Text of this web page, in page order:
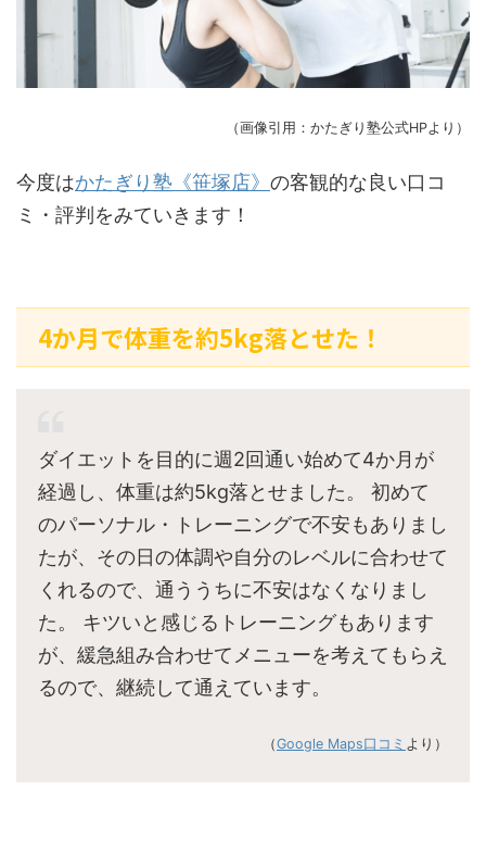
（画像引用：かたぎり塾公式HPより）
今度はかたぎり塾《笹塚店》 の客観的な良い口コ
ミ・評判をみていきます！
4か月で体重を約5kg落とせた！
ダイエットを目的に週2回通い始めて4か月が
経過し、体重は約5kg落とせました。 初めて
のパーソナル・トレーニングで不安もありまし
たが、その日の体調や自分のレベルに合わせて
くれるので、通ううちに不安はなくなりまし
た。 キツいと感じるトレーニングもあります
が、緩急組み合わせてメニューを考えてもらえ
るので、継続して通えています。
（Google Maps口コミ より）